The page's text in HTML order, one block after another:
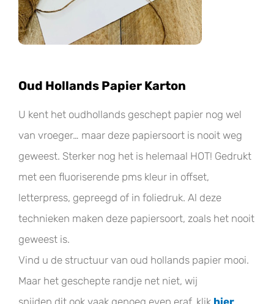
Oud Hollands Papier Karton
U kent het oudhollands geschept papier nog wel
van vroeger… maar deze papiersoort is nooit weg
geweest. Sterker nog het is helemaal HOT! Gedrukt
met een fluoriserende pms kleur in offset,
letterpress, gepreegd of in foliedruk. Al deze
technieken maken deze papiersoort, zoals het nooit
geweest is.
Vind u de structuur van oud hollands papier mooi.
Maar het geschepte randje net niet, wij
snijden dit ook vaak genoeg even eraf. klik hier